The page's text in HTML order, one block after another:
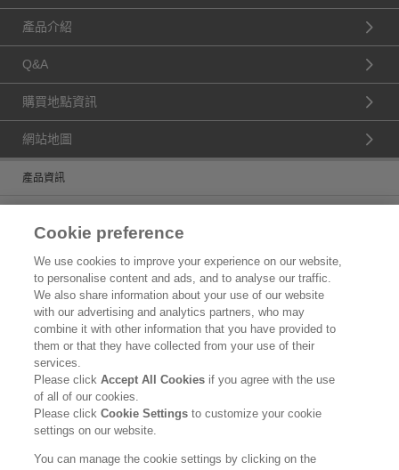
產品介紹
Q&A
購買地點資訊
網站地圖
產品資訊
消費者服務聯絡方式
公司資訊
認識花王
花王化學品事業
隱私保護
Cookie preference
We use cookies to improve your experience on our website,
to personalise content and ads, and to analyse our traffic.
We also share information about your use of our website
with our advertising and analytics partners, who may
combine it with other information that you have provided to
them or that they have collected from your use of their
services.
Please clickAccept All Cookies if you agree with the use
of all of our cookies.
Please clickCookie Settingsto customize your cookie
settings on our website.
You can manage the cookie settings by clicking on the